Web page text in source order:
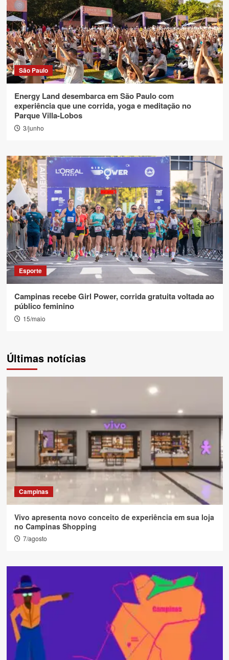
São Paulo
Energy Land desembarca em São Paulo com
experiência que une corrida, yoga e meditação no
Parque Villa-Lobos
3/junho
Esporte
Campinas recebe Girl Power, corrida gratuita voltada ao
público feminino
15/maio
Últimas notícias
Campinas
Vivo apresenta novo conceito de experiência em sua loja
no Campinas Shopping
7/agosto